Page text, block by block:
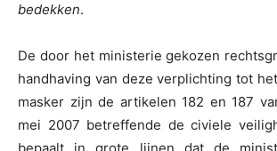
bedekken.
De door het ministerie gekozen
handhaving van deze verplichting tot
masker zijn de artikelen 182 en 187
mei 2007 betreffende de civiele